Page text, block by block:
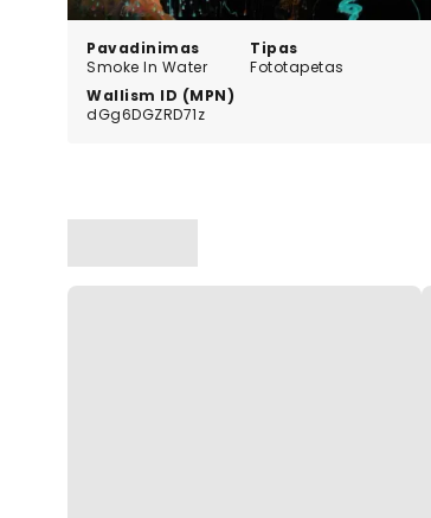
Pavadinimas
Smoke In Water
Tipas
Fototapetas
Wallism ID (MPN)
dGg6DGZRD71z